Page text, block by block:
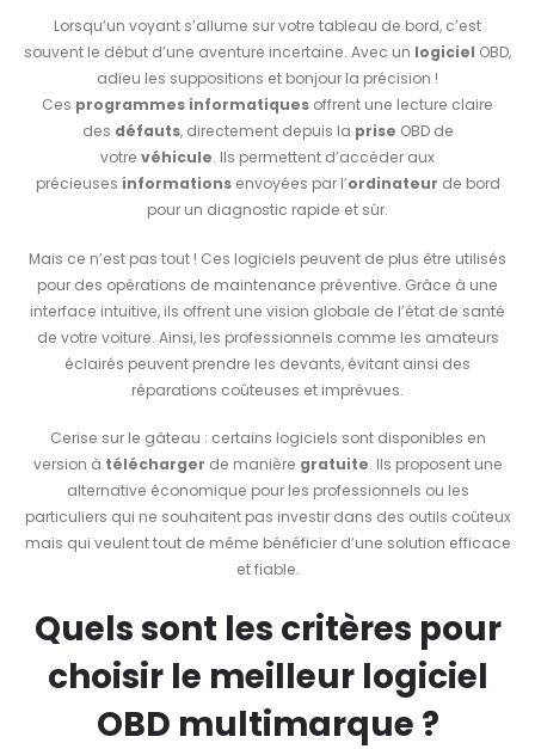
Lorsqu’un voyant s’allume sur votre tableau de bord, c’est
souvent le début d’une aventure incertaine. Avec un logiciel OBD,
adieu les suppositions et bonjour la précision !
Ces programmes informatiques offrent une lecture claire
des défauts, directement depuis la prise OBD de
votre véhicule. Ils permettent d’accéder aux
précieuses informationsenvoyées par l’ordinateur de bord
pour un diagnostic rapide et sûr.
Mais ce n’est pas tout ! Ces logiciels peuvent de plus être utilisés
pour des opérations de maintenance préventive. Grâce à une
interface intuitive, ils offrent une vision globale de l’état de santé
de votre voiture. Ainsi, les professionnels comme les amateurs
éclairés peuvent prendre les devants, évitant ainsi des
réparations coûteuses et imprévues.
Cerise sur le gâteau : certains logiciels sont disponibles en
version à télécharger de manière gratuite. Ils proposent une
alternative économique pour les professionnels ou les
particuliers qui ne souhaitent pas investir dans des outils coûteux
mais qui veulent tout de même bénéficier d’une solution efficace
et fiable.
Quels sont les critères pour
choisir le meilleur logiciel
OBD multimarque ?